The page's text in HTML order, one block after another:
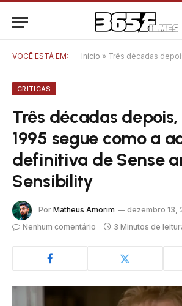
VOCÊ ESTÁ EM: Início » Três décadas depois, filme de 1995 segue
CRITICAS
Três décadas
1995 segue como a
definitiva de Sense
Sensibility
Por Matheus Amorim
dezembro 13,
Nenhum comentário
3 Minutos de